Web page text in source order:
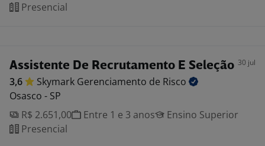
Presencial
Assistente De Recrutamento E Seleção 30 jul
3,6 Skymark Gerenciamento de Risco
Osasco - SP
R$ 2.651,00
Entre 1 e 3 anos
Ensino Superior
Presencial